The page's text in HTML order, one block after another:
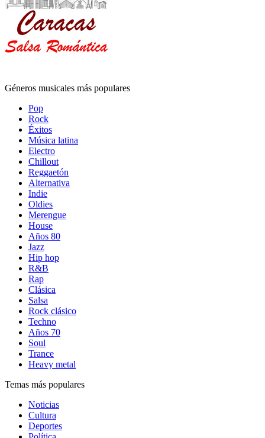
Géneros musicales más populares
Pop
Rock
Éxitos
Música latina
Electro
Chillout
Reggaetón
Alternativa
Indie
Oldies
Merengue
House
Años 80
Jazz
Hip hop
R&B
Rap
Clásica
Salsa
Rock clásico
Techno
Años 70
Soul
Trance
Heavy metal
Temas más populares
Noticias
Cultura
Deportes